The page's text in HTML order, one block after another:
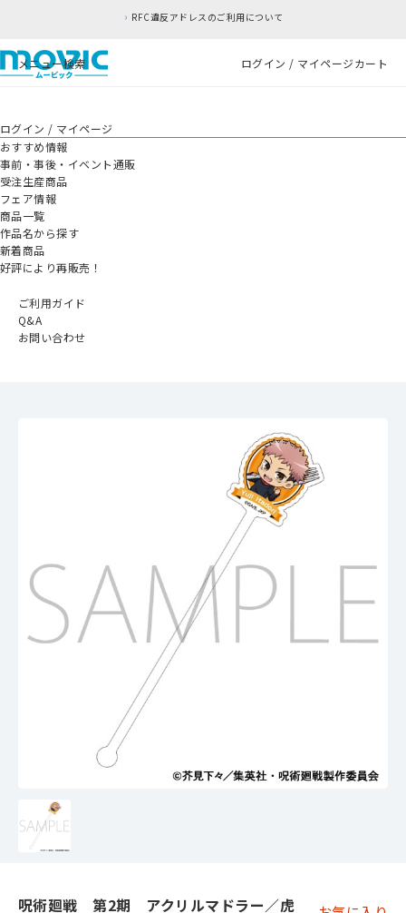
RFC違反アドレスのご利用について
メニュー検索 ログイン / マイページカート
ログイン / マイページ
おすすめ情報
事前・事後・イベント通販
受注生産商品
フェア情報
商品一覧
作品名から探す
新着商品
好評により再販売！
ご利用ガイド
Q&A
お問い合わせ
呪術廻戦 第2期 アクリルマドラー／虎